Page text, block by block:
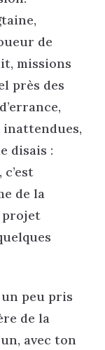
de
missions
près des
disais :
de la
projet
un peu pris
de la
avec ton